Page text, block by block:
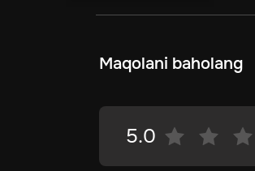
Maqolani baholang
5.0